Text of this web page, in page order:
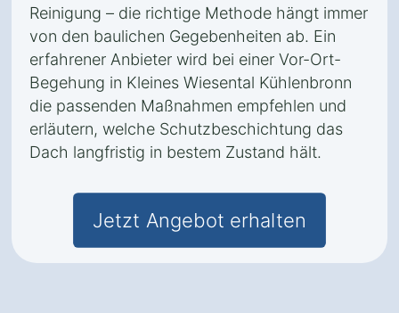
Reinigung – die richtige Methode hängt immer
von den baulichen Gegebenheiten ab. Ein
erfahrener Anbieter wird bei einer Vor-Ort-
Begehung in Kleines Wiesental Kühlenbronn
die passenden Maßnahmen empfehlen und
erläutern, welche Schutzbeschichtung das
Dach langfristig in bestem Zustand hält.
Jetzt Angebot erhalten